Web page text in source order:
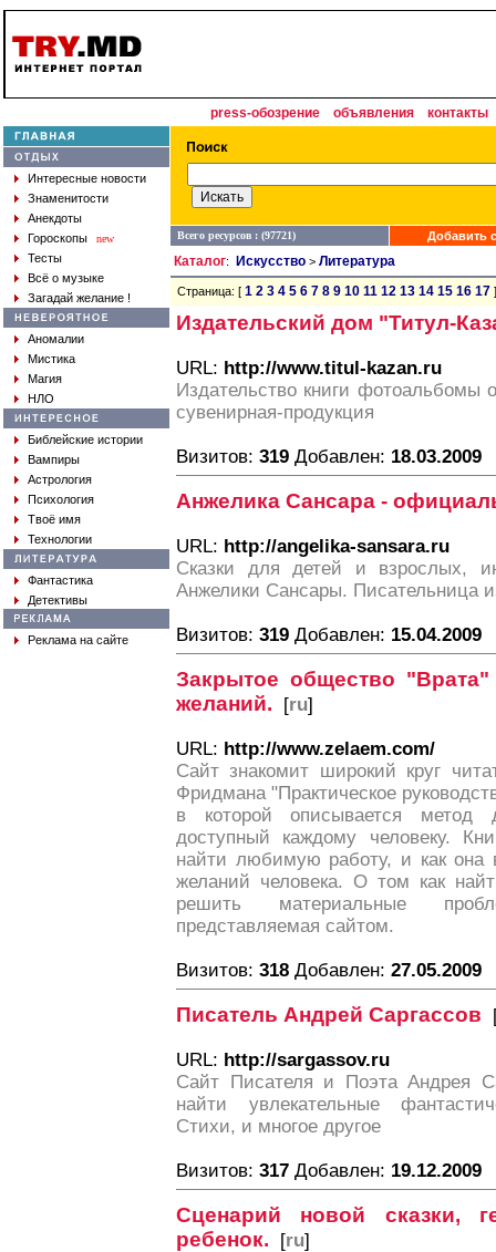
press-обозрение объявления контакты
Интересные новости
Знаменитости
Анекдоты
Гороскопы
new
Тесты
Всё о музыке
Загадай желание !
Аномалии
Мистика
Магия
НЛО
Библейские истории
Вампиры
Астрология
Психология
Твоё имя
Технологии
Фантастика
Детективы
Реклама на сайте
Всего ресурсов : (97721) Добавить
Каталог: Искусство > Литература
Страница: [ 1 2 3 4 5 6 7 8 9 10 11 12 13 14 15 16 17 ]
Издательский дом "Титул-
URL: http://www.titul-kazan.ru
Издательство книги фотоальбомы
сувенирная-продукция
Визитов: 319 Добавлен: 18.03.2009
Анжелика Сансара -
URL: http://angelika-sansara.ru
Сказки для детей и взрослых,
Анжелики Сансары. Писательница
Визитов: 319 Добавлен: 15.04.2009
Закрытое общество
желаний. [ru]
URL: http://www.zelaem.com/
Сайт знакомит широкий круг
Фридмана "Практическое
в которой описывается метод
доступный каждому человеку.
найти любимую работу, и как она
желаний человека. О том как
решить материальные
представляемая сайтом.
Визитов: 318 Добавлен: 27.05.2009
Писатель Андрей Саргассов
URL: http://sargassov.ru
Сайт Писателя и Поэта Андрея
найти увлекательные
Стихи, и многое другое
Визитов: 317 Добавлен: 19.12.2009
Сценарий новой сказки,
ребенок. [ru]